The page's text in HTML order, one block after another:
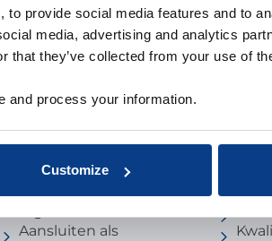
provide social media features and to
media, advertising and analytics
that they’ve collected from your use of
and process your information.
Customize
Voor partners
opleider
Aansluiten als